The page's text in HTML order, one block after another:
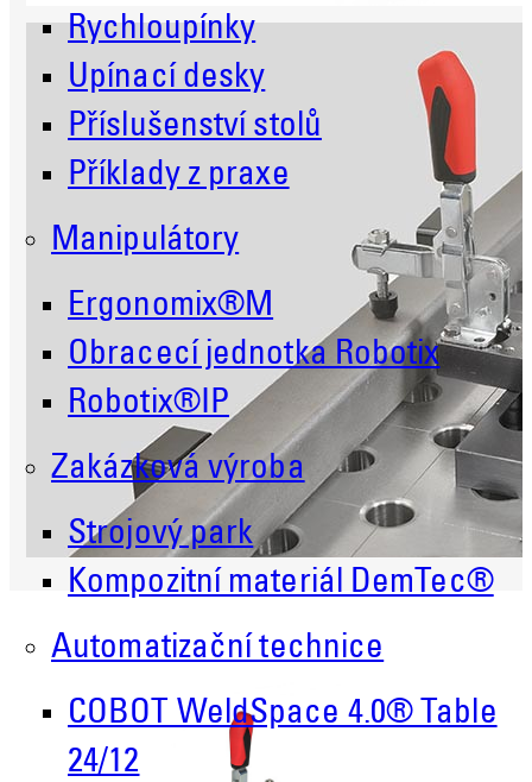
Rychloupínky
Upínací desky
Příslušenství stolů
Příklady z praxe
Manipulátory
Ergonomix®M
Obracecí jednotka Robotix
Robotix®IP
Zakázková výroba
Strojový park
Kompozitní materiál DemTec®
Automatizační technice
COBOT WeldSpace 4.0® Table
24/12